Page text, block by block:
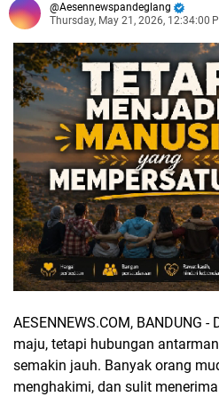
Aesennewspandeglang
Thursday, May 21, 2026, 12:34:00
AESENNEWS.COM, BANDUNG
maju, tetapi hubungan
semakin jauh. Banyak orang
menghakimi, dan sulit